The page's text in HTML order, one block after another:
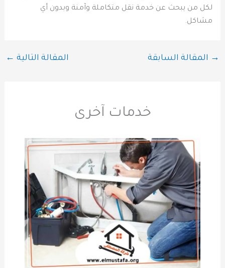
لكل من يبحث عن خدمة نقل متكاملة وآمنة وبدون أي
مشاكل.
→ المقالة السابقة المقالة التالية ←
خدمات آخرى